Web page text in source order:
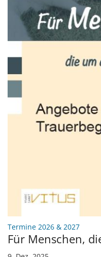
Termine 2026 & 2027:
Für Menschen,